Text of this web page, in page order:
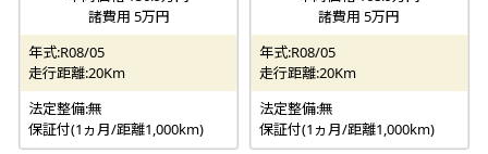
諸費用 5万円
年式:R08/05
走行距離:20Km
法定整備:無
保証付(1ヵ月/距離1,000km)
諸費用 5万円
年式:R08/05
走行距離:20Km
法定整備:無
保証付(1ヵ月/距離1,000km)